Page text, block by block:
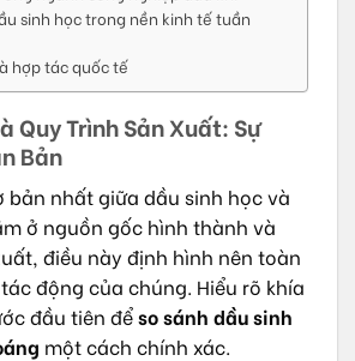
sinh học trong nền kinh tế tuần
hợp tác quốc tế
Quy Trình Sản Xuất: Sự
Bản
bản nhất giữa dầu sinh học và
ở nguồn gốc hình thành và
điều này định hình nên toàn
động của chúng. Hiểu rõ khía
đầu tiên đểso sánh dầu sinh
một cách chính xác.